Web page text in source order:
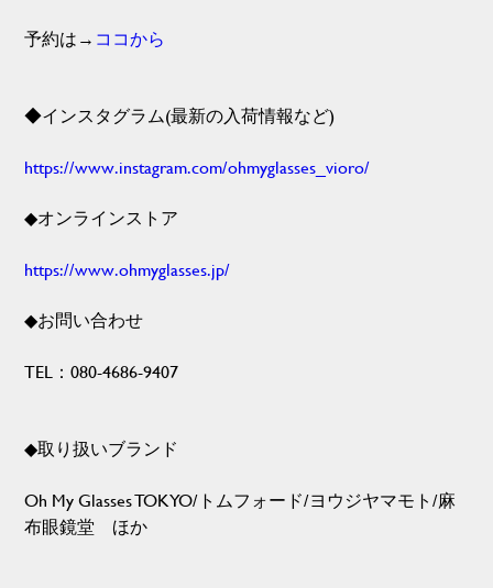
予約は→ ココから
◆インスタグラム(最新の入荷情報など)
https://www.instagram.com/ohmyglasses_vioro/
◆オンラインストア
https://www.ohmyglasses.jp/
◆お問い合わせ
TEL：080-4686-9407
◆取り扱いブランド
Oh My Glasses TOKYO/トムフォード/ヨウジヤマモト/麻
布眼鏡堂 ほか